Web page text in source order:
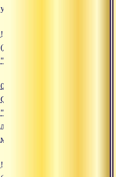
ума"
![06.12.2019 Сатсанг
(https://www.advayta.org/upload/
"06.12.2019 Сатсанг "Единство
06.12.2019
Сатсанг
"Единство
любви и
мудрости"
![19.11.2019 Сатсанг "Величие